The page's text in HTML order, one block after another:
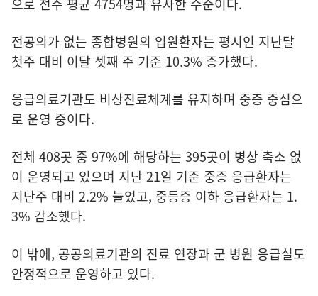
으로 전주 평균 4754명과 유사한 수준이다.
전공의가 없는 종합병원의 입원환자는 평시인 지난달
첫주 대비 이달 셋째 주 기준 10.3% 증가했다.
응급의료기관도 비상진료체계를 유지하며 중증 중심으
로 운영 중이다.
전체 408곳 중 97%에 해당하는 395곳이 병상 축소 없
이 운영되고 있으며 지난 21일 기준 중증 응급환자는
지난주 대비 2.2% 늘었고, 중등증 이하 응급환자는 1.
3% 감소했다.
이 밖에, 공공의료기관의 진료 연장과 군 병원 응급실도
안정적으로 운영하고 있다.